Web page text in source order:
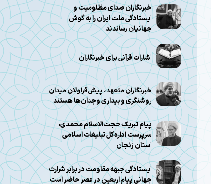
خبرنگاران صدای مظلومیت و
ایستادگی ملت ایران را به گوش
جهانیان رساندند
اشارات قرآنی برای خبرنگاران
خبرنگاران متعهد، پیش‌قراولان میدان
روشنگری و بیداری وجدان‌ها هستند
پیام تبریک حجت‌الاسلام محمدی،
سرپرست اداره‌کل تبلیغات اسلامی
استان زنجان
ایستادگی جبهه مقاومت در برابر شرارت
جهانی پیام اربعین در عصر حاضر است